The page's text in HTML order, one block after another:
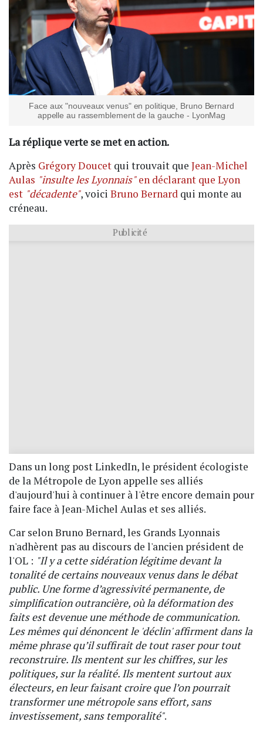
Face aux "nouveaux venus" en politique, Bruno Bernard
appelle au rassemblement de la gauche - LyonMag
La réplique verte se met en action.
Après Grégory Doucet qui trouvait que Jean-Michel
Aulas "insulte les Lyonnais"en déclarant que Lyon
est "décadente", voici Bruno Bernard qui monte au
créneau.
Publicité
Dans un long post LinkedIn, le président écologiste
de la Métropole de Lyon appelle ses alliés
d'aujourd'hui à continuer à l'être encore demain pour
faire face à Jean-Michel Aulas et ses alliés.
Car selon Bruno Bernard, les Grands Lyonnais
n'adhèrent pas au discours de l'ancien président de
l'OL : "Il y a cette sidération légitime devant la
tonalité de certains nouveaux venus dans le débat
public. Une forme d’agressivité permanente, de
simplification outrancière, où la déformation des
faits est devenue une méthode de communication.
Les mêmes qui dénoncent le 'déclin' affirment dans la
même phrase qu’il suffirait de tout raser pour tout
reconstruire. Ils mentent sur les chiffres, sur les
politiques, sur la réalité. Ils mentent surtout aux
électeurs, en leur faisant croire que l’on pourrait
transformer une métropole sans effort, sans
investissement, sans temporalité".